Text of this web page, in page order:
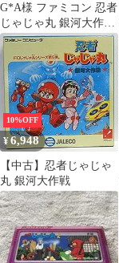
G*A様 ファミコン 忍者
じゃじゃ丸 銀河大作
戦 ジャレコ FC 動作
確認済み
10%OFF
¥6,948
【中古】忍者じゃじゃ
丸 銀河大作戦